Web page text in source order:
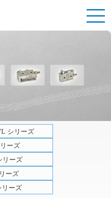
シリーズ
ーズ
リーズ
ーズ
リーズ